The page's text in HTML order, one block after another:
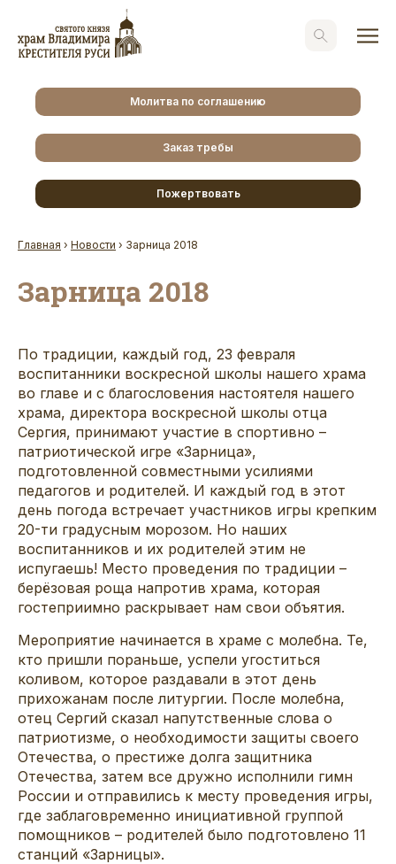
Молитва по соглашению
Заказ требы
Пожертвовать
Главная › Новости › Зарница 2018
Зарница 2018
По традиции, каждый год, 23 февраля
воспитанники воскресной школы нашего храма
во главе и с благословения настоятеля нашего
храма, директора воскресной школы отца
Сергия, принимают участие в спортивно –
патриотической игре «Зарница»,
подготовленной совместными усилиями
педагогов и родителей. И каждый год в этот
день погода встречает участников игры крепким
20-ти градусным морозом. Но наших
воспитанников и их родителей этим не
испугаешь! Место проведения по традиции –
берёзовая роща напротив храма, которая
гостеприимно раскрывает нам свои объятия.
Мероприятие начинается в храме с молебна. Те,
кто пришли пораньше, успели угоститься
коливом, которое раздавали в этот день
прихожанам после литургии. После молебна,
отец Сергий сказал напутственные слова о
патриотизме, о необходимости защиты своего
Отечества, о престиже долга защитника
Отечества, затем все дружно исполнили гимн
России и отправились к месту проведения игры,
где заблаговременно инициативной группой
помощников – родителей было подготовлено 11
станций «Зарницы».